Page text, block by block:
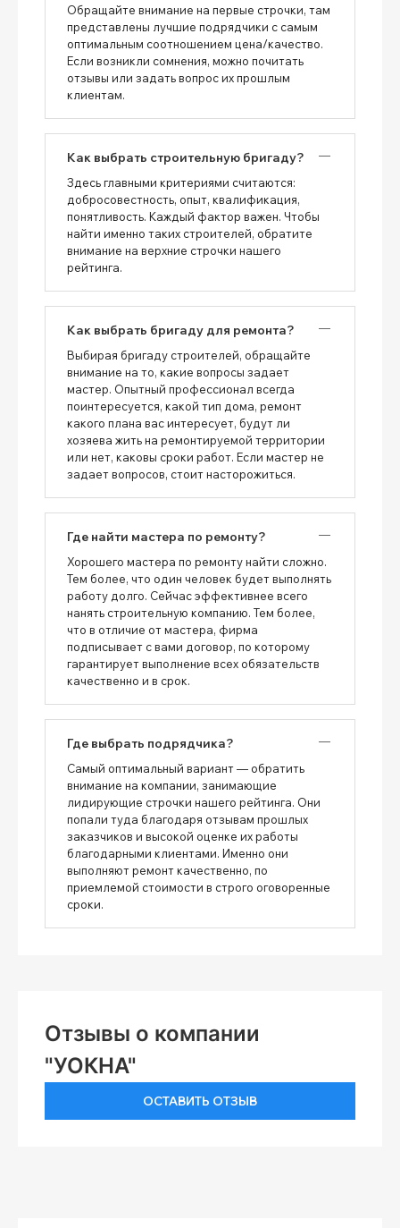
Обращайте внимание на первые строчки, там
представлены лучшие подрядчики с самым
оптимальным соотношением цена/качество.
Если возникли сомнения, можно почитать
отзывы или задать вопрос их прошлым
клиентам.
Как выбрать строительную бригаду?
Здесь главными критериями считаются:
добросовестность, опыт, квалификация,
понятливость. Каждый фактор важен. Чтобы
найти именно таких строителей, обратите
внимание на верхние строчки нашего
рейтинга.
Как выбрать бригаду для ремонта?
Выбирая бригаду строителей, обращайте
внимание на то, какие вопросы задает
мастер. Опытный профессионал всегда
поинтересуется, какой тип дома, ремонт
какого плана вас интересует, будут ли
хозяева жить на ремонтируемой территории
или нет, каковы сроки работ. Если мастер не
задает вопросов, стоит насторожиться.
Где найти мастера по ремонту?
Хорошего мастера по ремонту найти сложно.
Тем более, что один человек будет выполнять
работу долго. Сейчас эффективнее всего
нанять строительную компанию. Тем более,
что в отличие от мастера, фирма
подписывает с вами договор, по которому
гарантирует выполнение всех обязательств
качественно и в срок.
Где выбрать подрядчика?
Самый оптимальный вариант — обратить
внимание на компании, занимающие
лидирующие строчки нашего рейтинга. Они
попали туда благодаря отзывам прошлых
заказчиков и высокой оценке их работы
благодарными клиентами. Именно они
выполняют ремонт качественно, по
приемлемой стоимости в строго оговоренные
сроки.
Отзывы о компании
"УОКНА"
ОСТАВИТЬ ОТЗЫВ